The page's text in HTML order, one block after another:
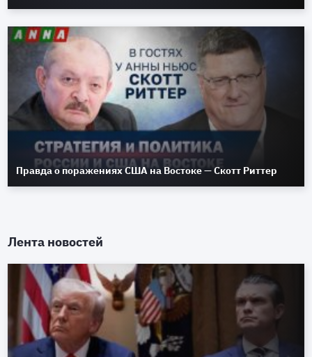
Правда о поражениях США на Востоке — Скотт Риттер
Лента новостей